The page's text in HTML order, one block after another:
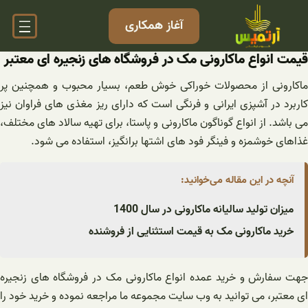
آغاز همکاری
قیمت انواع ماکارونی مک در فروشگاه های زنجیره ای معتبر
ماکارونی از محصولات خوراکی خوش طعم، بسیار محبوب و همچنین پر
کاربرد در آشپزی ایرانی و فرنگی است که دارای ریز مغذی های فراوان نیز
می باشد. از انواع گوناگون ماکارونی و‌ پاستا، برای تهیه سالاد های مختلف،
غذاهای خوشمزه و فینگر فود های اشتها برانگیز، استفاده می شود.
آنچه در این مقاله می‌خوانید:
میزان تولید سالیانه ماکارونی در سال 1400
خرید ماکارونی مک به قیمت استثنایی از فروشنده
جهت سفارش و خرید عمده انواع ماکارونی مک در فروشگاه های زنجیره
ای معتبر، می توانید به وب سایت مجموعه ما مراجعه نموده و خرید خود را